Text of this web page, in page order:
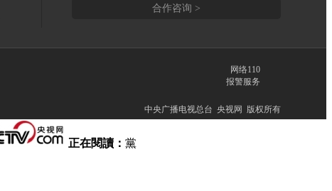
合作咨询 >
网络110
报警服务
中央广播电视总台 央视网 版权所有
正在閱讀： 黨